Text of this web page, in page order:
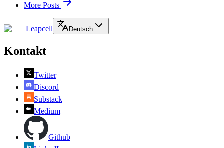
More Posts
Leapcell Deutsch
Kontakt
Twitter
Discord
Substack
Medium
Github